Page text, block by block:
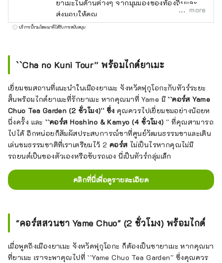
ยาเมะในด้านต่างๆ จากมุมมองของท้องถิ่นและ
ส่งมอบให้คุณ
more
บริการนี้รวมโฆษณาที่ได้รับการสนับสนุน
``Cha no Kuni Tour'' พร้อมไกด์ยาเมะ
เยี่ยมชมสถานที่แนะนำในเมืองยาเมะ จังหวัดฟุกุโอกะกับทัวร์ระยะ
สั้นพร้อมไกด์ยาเมะที่รักยาเมะ หากคุณมาที่ Yame มี``คอร์ส Yame
Chuo Tea Garden (2 ชั่วโมง)'' ซึ่ง คุณควรไปเยี่ยมชมอย่างน้อยห
นึ่งครั้ง และ``คอร์ส Hoshino & Kamyo (4 ชั่วโมง) '' ที่คุณสามารถ
ไปได้ อีกหน่อยก็สัมผัสประสบการณ์ชาที่ศูนย์วัฒนธรรมชาและเดิน
เล่นชมธรรมชาติที่เราเตรียมไว้ 2 คอร์ส ไม่เป็นไรหากคุณไม่มี
รถยนต์เป็นของตัวเองหรือขับรถเอง นี่เป็นทัวร์กลุ่มเล็ก
คลิกที่นี่เพื่อดูรายละเอียด
"คอร์สสวนชา Yame Chuo" (2 ชั่วโมง) พร้อมไกด์
เมื่อพูดถึงเมืองยาเมะ จังหวัดฟุกุโอกะ ก็ต้องเป็นชายาเมะ หากคุณมา
ที่ยาเมะ เราจะพาคุณไปที่ ``Yame Chuo Tea Garden'' ซึ่งคุณควร